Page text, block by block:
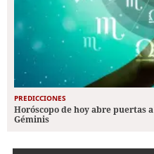
PREDICCIONES
Horóscopo de hoy abre puertas
Géminis